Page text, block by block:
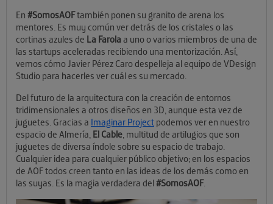
En #SomosAOFtambién ponen su granito de arena los
mentores. Es muy común ver detrás de los cristales o las
cortinas azules de La Farola a uno o varios miembros de una de
las startups aceleradas recibiendo una mentorización. Así,
vemos cómo Javier Pérez Caro despelleja al equipo de VDesign
Studio para hacerles ver cuál es su mercado.
Del futuro de la arquitectura con la creación de entornos
tridimensionales a otros diseños en 3D, aunque esta vez de
juguetes. Gracias a Imaginar Project podemos ver en nuestro
espacio de Almería, El Cable, multitud de artilugios que son
juguetes de diversa índole sobre su espacio de trabajo.
Cualquier idea para cualquier público objetivo; en los espacios
de AOF todos creen tanto en las ideas de los demás como en
las suyas. Es la magia verdadera del#SomosAOF.